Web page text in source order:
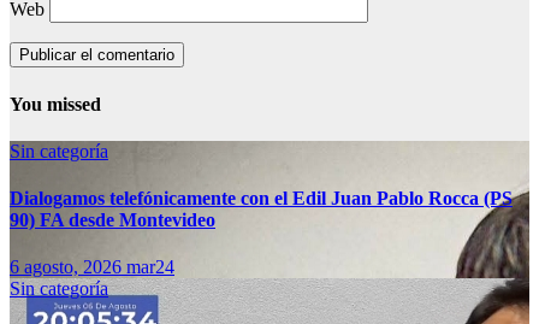
Web
You missed
Sin categoría
Dialogamos telefónicamente con el Edil Juan Pablo Rocca (PS
90) FA desde Montevideo
6 agosto, 2026 mar24
Sin categoría